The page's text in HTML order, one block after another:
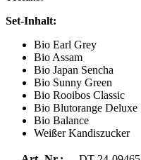
Set-Inhalt:
Bio Earl Grey
Bio Assam
Bio Japan Sencha
Bio Sunny Green
Bio Rooibos Classic
Bio Blutorange Deluxe
Bio Balance
Weißer Kandiszucker